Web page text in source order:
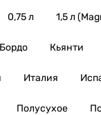
0,75 л 1,5 л
Бордо Кьянти
Италия
Полусухое